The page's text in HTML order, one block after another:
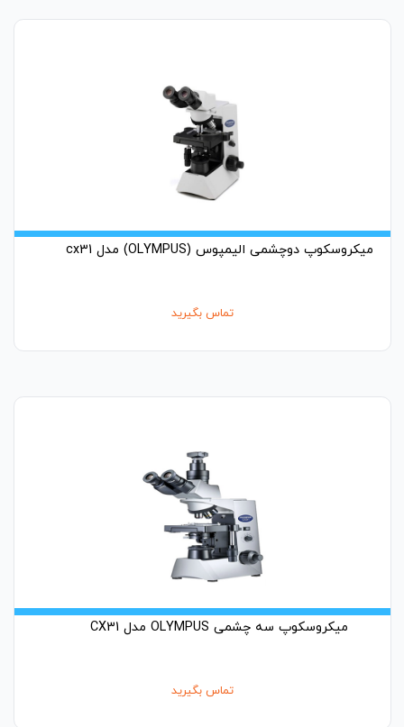
میکروسکوپ دوچشمی الیمپوس (OLYMPUS) مدل cx31
تماس بگیرید
میکروسکوپ سه چشمی OLYMPUS مدل CX31
تماس بگیرید